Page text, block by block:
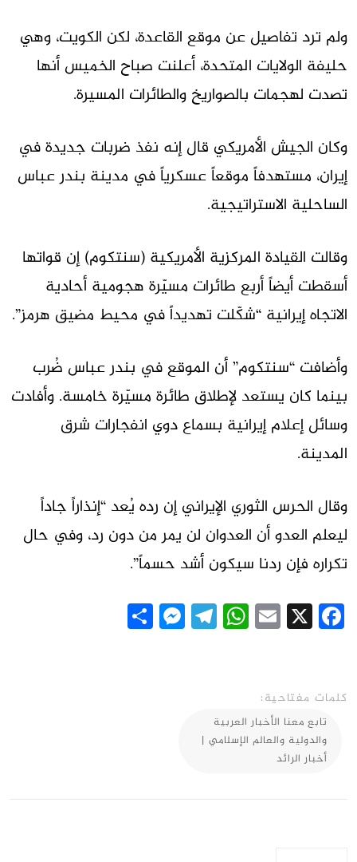
ولم ترد تفاصيل عن موقع القاعدة، لكن الكويت، وهي
حليفة الولايات المتحدة، أعلنت صباح الخميس أنها
تصدت لهجمات بالصواريخ والطائرات المسيرة.
وكان الجيش الأمريكي قال إنه نفذ ضربات جديدة في
إيران، مستهدفاً موقعاً عسكرياً في مدينة بندر عباس
الساحلية الاستراتيجية.
وقالت القيادة المركزية الأمريكية (سنتكوم) إن قواتها
أسقطت أيضاً أربع طائرات مسيّرة هجومية أحادية
الاتجاه إيرانية “شكّلت تهديداً في محيط مضيق هرمز”.
وأضافت “سنتكوم” أن الموقع في بندر عباس ضُرب
بينما كان يستعد لإطلاق طائرة مسيّرة خامسة. وأفادت
وسائل إعلام إيرانية بسماع دوي انفجارات شرق
المدينة.
وقال الحرس الثوري الإيراني إن رده يُعد “إنذاراً جاداً
ليعلم العدو أن العدوان لن يمر من دون رد، وفي حال
تكراره فإن ردنا سيكون أشد حسماً”.
Facebook
X
Email
WhatsApp
Telegram
Messenger
كلمات مفتاحية:
تابع معنا الأخبار العربية
والدولية والعالم الإسلامي |
أخبار الرائد